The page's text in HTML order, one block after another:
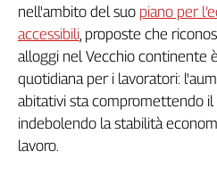
Lazio
Liguria
Lombardia
Marche
Piemonte
Puglia
Sardegna
nell'ambito del suo piano per
accessibili, proposte che
alloggi nel Vecchio continente
quotidiana per i lavoratori:
abitativi sta compromettendo il
indebolendo la stabilità
lavoro.